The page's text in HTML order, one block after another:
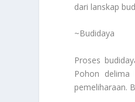
dari lanskap
~Budidaya
Proses
Pohon
pemeliharaan.